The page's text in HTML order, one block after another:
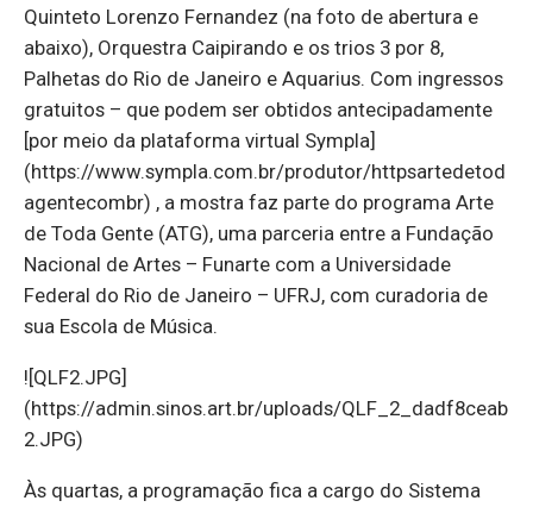
Quinteto Lorenzo Fernandez (na foto de abertura e
abaixo), Orquestra Caipirando e os trios 3 por 8,
Palhetas do Rio de Janeiro e Aquarius. Com ingressos
gratuitos – que podem ser obtidos antecipadamente
[por meio da plataforma virtual Sympla]
(https://www.sympla.com.br/produtor/httpsartedetod
agentecombr) , a mostra faz parte do programa Arte
de Toda Gente (ATG), uma parceria entre a Fundação
Nacional de Artes – Funarte com a Universidade
Federal do Rio de Janeiro – UFRJ, com curadoria de
sua Escola de Música.
![QLF2.JPG]
(https://admin.sinos.art.br/uploads/QLF_2_dadf8ceab
2.JPG)
Às quartas, a programação fica a cargo do Sistema